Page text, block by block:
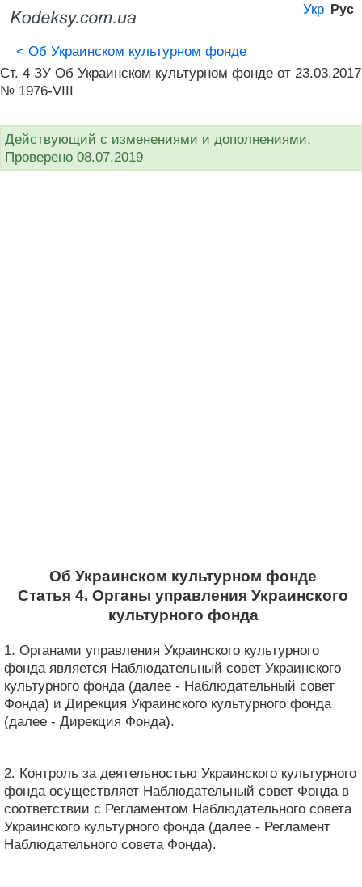
Укр Рус
< Об Украинском культурном фонде
Ст. 4 ЗУ Об Украинском культурном фонде от 23.03.2017
№ 1976-VIII
Действующий с изменениями и дополнениями.
Проверено 08.07.2019
Об Украинском культурном фонде
Статья 4. Органы управления Украинского
культурного фонда
1. Органами управления Украинского культурного
фонда является Наблюдательный совет Украинского
культурного фонда (далее - Наблюдательный совет
Фонда) и Дирекция Украинского культурного фонда
(далее - Дирекция Фонда).
2. Контроль за деятельностью Украинского культурного
фонда осуществляет Наблюдательный совет Фонда в
соответствии с Регламентом Наблюдательного совета
Украинского культурного фонда (далее - Регламент
Наблюдательного совета Фонда).